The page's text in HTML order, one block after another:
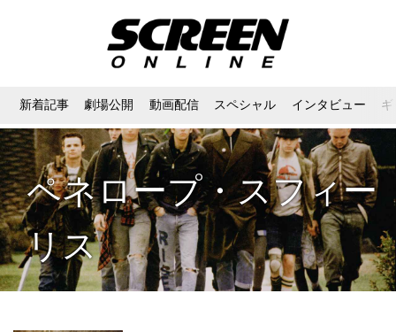
新着記事 劇場公開 動画配信 スペシャル インタビュー
ペネロープ・スフィー
リス